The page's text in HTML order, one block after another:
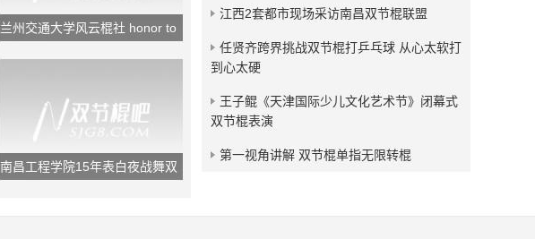
兰州交通大学风云棍社 honor to
南昌工程学院15年表白夜战舞双
江西2套都市现场采访南昌双节棍联盟
任贤齐跨界挑战双节棍打乒乓球 从心太软打
到心太硬
王子鲲《天津国际少儿文化艺术节》闭幕式
双节棍表演
第一视角讲解 双节棍单指无限转棍